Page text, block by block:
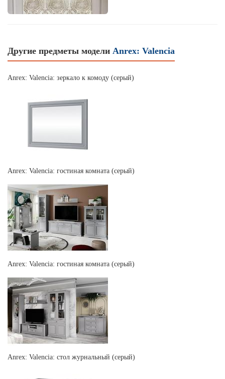
Другие предметы модели Anrex: Valencia
Anrex: Valencia: зеркало к комоду (серый)
Anrex: Valencia: гостиная комната (серый)
Anrex: Valencia: гостиная комната (серый)
Anrex: Valencia: стол журнальный (серый)